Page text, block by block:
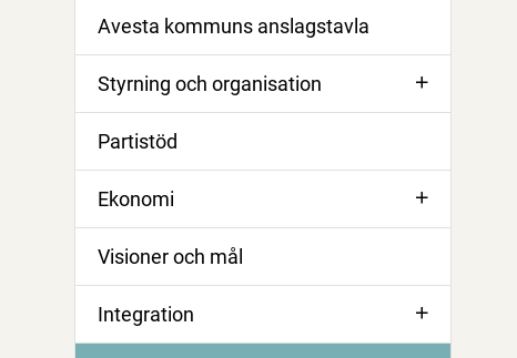
Avesta kommuns anslagstavla
Styrning och organisation
Partistöd
Ekonomi
Visioner och mål
Integration